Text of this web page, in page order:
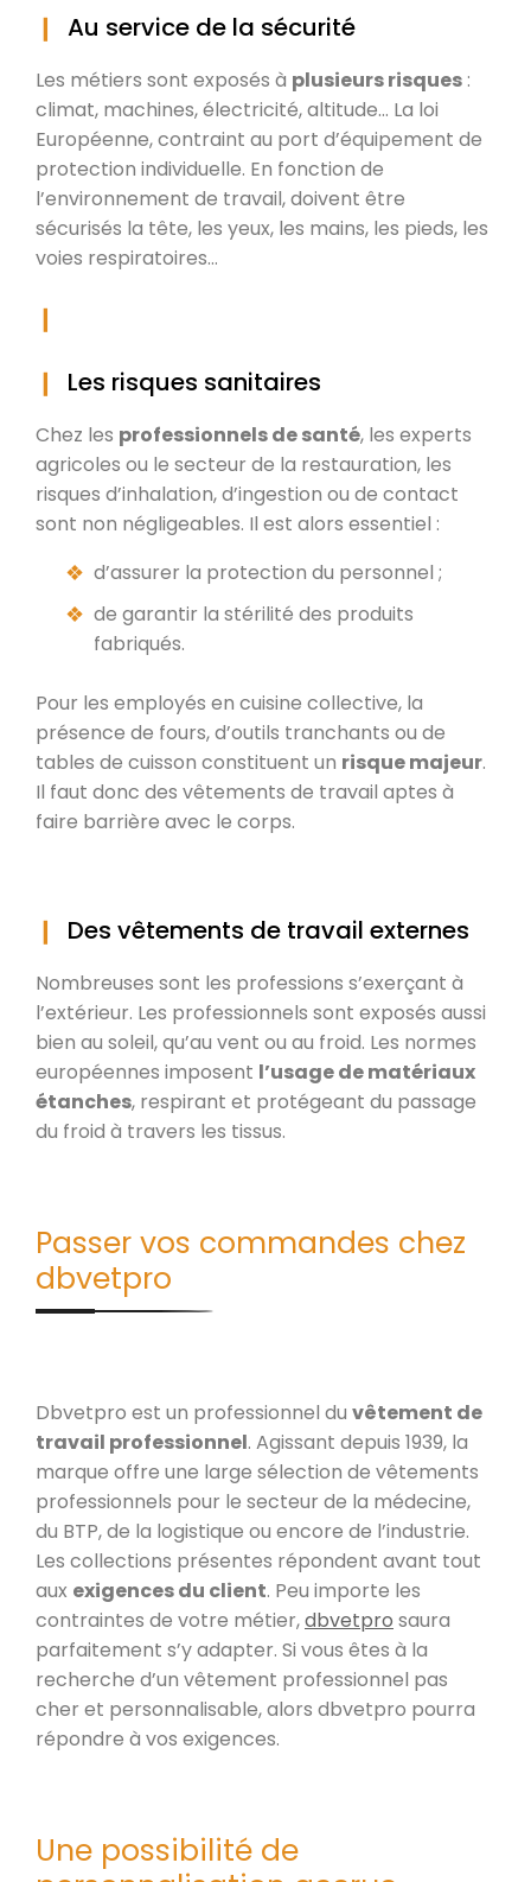
Au service de la sécurité
Les métiers sont exposés à plusieurs risques :
climat, machines, électricité, altitude… La loi
Européenne, contraint au port d’équipement de
protection individuelle. En fonction de
l’environnement de travail, doivent être
sécurisés la tête, les yeux, les mains, les pieds, les
voies respiratoires…
Les risques sanitaires
Chez les professionnels de santé, les experts
agricoles ou le secteur de la restauration, les
risques d’inhalation, d’ingestion ou de contact
sont non négligeables. Il est alors essentiel :
d’assurer la protection du personnel ;
de garantir la stérilité des produits
fabriqués.
Pour les employés en cuisine collective, la
présence de fours, d’outils tranchants ou de
tables de cuisson constituent un risque majeur.
Il faut donc des vêtements de travail aptes à
faire barrière avec le corps.
Des vêtements de travail externes
Nombreuses sont les professions s’exerçant à
l’extérieur. Les professionnels sont exposés aussi
bien au soleil, qu’au vent ou au froid. Les normes
européennes imposent l’usage de matériaux
étanches, respirant et protégeant du passage
du froid à travers les tissus.
Passer vos commandes chez
dbvetpro
Dbvetpro est un professionnel du vêtement de
travail professionnel. Agissant depuis 1939, la
marque offre une large sélection de vêtements
professionnels pour le secteur de la médecine,
du BTP, de la logistique ou encore de l’industrie.
Les collections présentes répondent avant tout
aux exigences du client. Peu importe les
contraintes de votre métier,dbvetpro saura
parfaitement s’y adapter. Si vous êtes à la
recherche d’un vêtement professionnel pas
cher et personnalisable, alors dbvetpro pourra
répondre à vos exigences.
Une possibilité de